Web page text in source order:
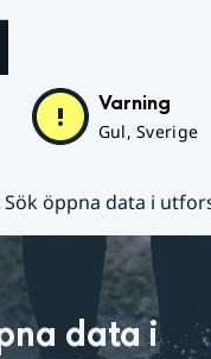
Varning
Gul, Sverige
Sök öppna data i
data i